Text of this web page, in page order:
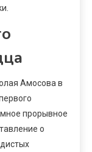
Амосова в
прорывное
о